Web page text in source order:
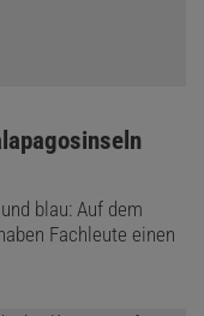
blau: Auf dem
Fachleute einen